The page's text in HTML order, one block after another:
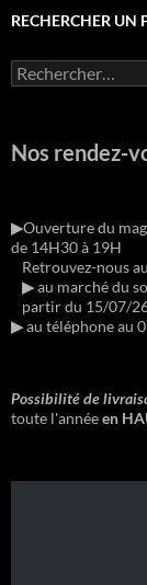
RECHERCHER UN
Rechercher :
Nos rendez-
▶︎Ouverture du
de 14H30 à 19H
Retrouvez-nous
▶︎au marché du
partir du 15/07/
▶︎au téléphone au
Possibilité de
toute l'annéeen